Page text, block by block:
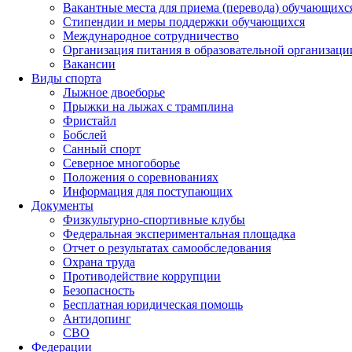
Вакантные места для приема (перевода)
Стипендии и меры поддержки обучающихся
Международное сотрудничество
Организация питания в образовательной
Вакансии
Виды спорта
Лыжное двоеборье
Прыжки на лыжах с трамплина
Фристайл
Бобслей
Санный спорт
Северное многоборье
Положения о соревнованиях
Информация для поступающих
Документы
Физкультурно-спортивные клубы
Федеральная экспериментальная площадка
Отчет о результатах самообследования
Охрана труда
Противодействие коррупции
Безопасность
Бесплатная юридическая помощь
Антидопинг
СВО
Федерации